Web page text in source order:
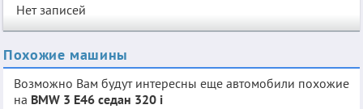
Нет записей
Похожие машины
Возможно Вам будут интересны еще автомобили похожие
на BMW 3 E46 седан 320 i